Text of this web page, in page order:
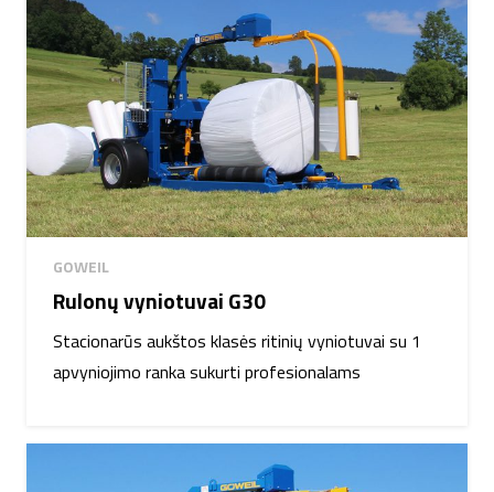
GOWEIL
Rulonų vyniotuvai G30
Stacionarūs aukštos klasės ritinių vyniotuvai su 1
apvyniojimo ranka sukurti profesionalams